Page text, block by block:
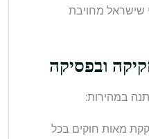
שישראל מחויבת
ובפסיקה
במהירות:
מאות חוקים בכל